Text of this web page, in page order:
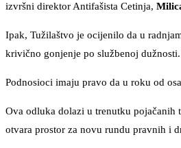
izvršni direktor Antifašista Cetinja,
Ipak, Tužilaštvo je ocijenilo da u
krivično gonjenje po službenoj dužnosti.
Podnosioci imaju pravo da u roku od
Ova odluka dolazi u trenutku pojačanih
otvara prostor za novu rundu pravnih i